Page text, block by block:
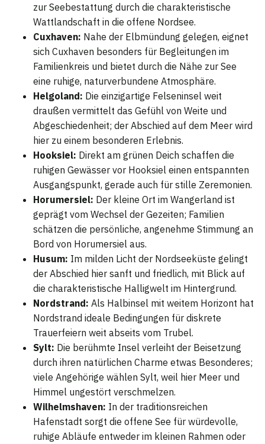
zur Seebestattung durch die charakteristische
Wattlandschaft in die offene Nordsee.
Cuxhaven: Nahe der Elbmündung gelegen, eignet
sich Cuxhaven besonders für Begleitungen im
Familienkreis und bietet durch die Nähe zur See
eine ruhige, naturverbundene Atmosphäre.
Helgoland: Die einzigartige Felseninsel weit
draußen vermittelt das Gefühl von Weite und
Abgeschiedenheit; der Abschied auf dem Meer wird
hier zu einem besonderen Erlebnis.
Hooksiel: Direkt am grünen Deich schaffen die
ruhigen Gewässer vor Hooksiel einen entspannten
Ausgangspunkt, gerade auch für stille Zeremonien.
Horumersiel: Der kleine Ort im Wangerland ist
geprägt vom Wechsel der Gezeiten; Familien
schätzen die persönliche, angenehme Stimmung an
Bord von Horumersiel aus.
Husum: Im milden Licht der Nordseeküste gelingt
der Abschied hier sanft und friedlich, mit Blick auf
die charakteristische Halligwelt im Hintergrund.
Nordstrand: Als Halbinsel mit weitem Horizont hat
Nordstrand ideale Bedingungen für diskrete
Trauerfeiern weit abseits vom Trubel.
Sylt: Die berühmte Insel verleiht der Beisetzung
durch ihren natürlichen Charme etwas Besonderes;
viele Angehörige wählen Sylt, weil hier Meer und
Himmel ungestört verschmelzen.
Wilhelmshaven: In der traditionsreichen
Hafenstadt sorgt die offene See für würdevolle,
ruhige Abläufe entweder im kleinen Rahmen oder